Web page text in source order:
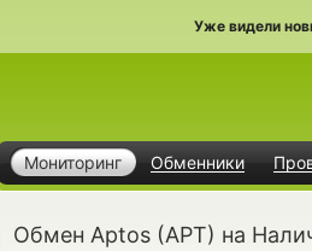
Уже видели
Мониторинг Обменники
Обмен Aptos (APT) на